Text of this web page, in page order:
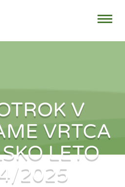
V
VRTCA
LETO
2025